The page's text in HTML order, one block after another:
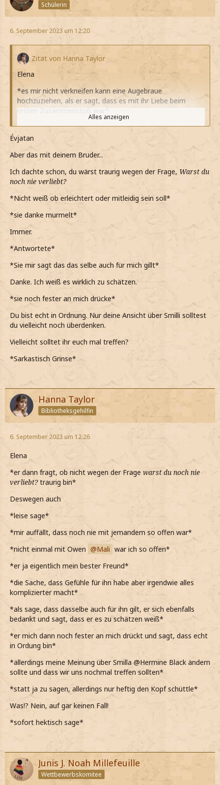
Schülerin
6. September 2023 um 12:20
Zitat von Hanna Taylor
Elena
*es mir nicht verkneifen kann eine Augebraue
hochzuziehen, als er sagt, dass es mit ihr Liebe beim
ersten Zusammenstoß war*
*als ihn drücke, er meine Umarmung erwidert und mich
ebenfalls drückt*
*er nur wieder ein norvegisches Wort redet, als ihm
*er noch sagt, dass wenn irgendwas brauche ihm
*murmle*
Dasselbe gilt auch für dich
Alles anzeigen
Évjatan
Aber das mit deinem Bruder...
Ich dachte schon, du wärst traurig wegen der Frage, Warst du
noch nie verliebt?
*Nicht weiß ob erleichtert oder mitleidig sein soll*
*sie danke murmelt*
Immer.
*Antwortete*
*Sie mir sagt das das selbe auch für mich gillt*
Danke. Ich weiß es wirklich zu schätzen.
*sie noch fester an mich drücke*
Du bist echt in Ordnung. Nur deine Ansicht über Smilli solltest
du vielleicht noch überdenken.
Vielleicht solltet ihr euch mal treffen?
*Sarkastisch Grinse*
Hanna Taylor
Bibliotheksgehilfin
6. September 2023 um 12:26
Elena
*er dann fragt, ob nicht wegen der Frage warst du noch nie
verliebt?traurig bin*
Deswegen auch
*leise sage*
*mir auffällt, dass noch nie mit jemandem so offen war*
*nicht einmal mit Owen
Mali war ich so offen*
*er ja eigentlich mein bester Freund*
*die Sache, dass Gefühle für ihn habe aber irgendwie alles
komplizierter macht*
*als sage, dass dasselbe auch für ihn gilt, er sich ebenfalls
bedankt und sagt, dass er es zu schätzen weiß*
*er mich dann noch fester an mich drückt und sagt, dass echt
in Ordung bin*
*allerdings meine Meinung über Smilla @Hermine Black ändern
sollte und dass wir uns nochmal treffen sollten*
*statt ja zu sagen, allerdings nur heftig den Kopf schüttle*
Was!? Nein, auf gar keinen Fall!
*sofort hektisch sage*
Junis J. Noah Millefeuille
Wettbewerbskomitee